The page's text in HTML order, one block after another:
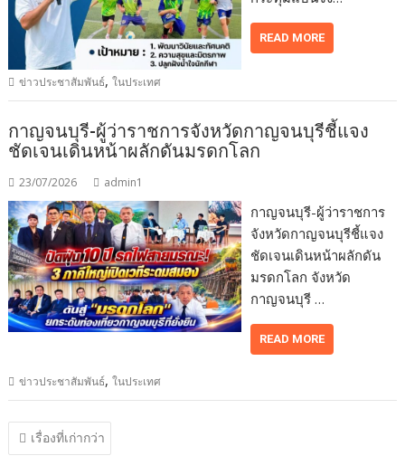
READ MORE
ข่าวประชาสัมพันธ์,ในประเทศ
กาญจนบุรี-ผู้ว่าราชการจังหวัดกาญจนบุรีชี้แจง
ชัดเจนเดินหน้าผลักดันมรดกโลก
23/07/2026 admin1
กาญจนบุรี-ผู้ว่าราชการ
จังหวัดกาญจนบุรีชี้แจง
ชัดเจนเดินหน้าผลักดัน
มรดกโลก จังหวัด
กาญจนบุรี …
READ MORE
ข่าวประชาสัมพันธ์,ในประเทศ
แนะแนว
เรื่องที่เก่ากว่า